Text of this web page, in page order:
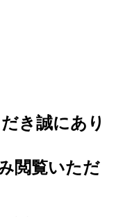
き誠にあり
閲覧いただ